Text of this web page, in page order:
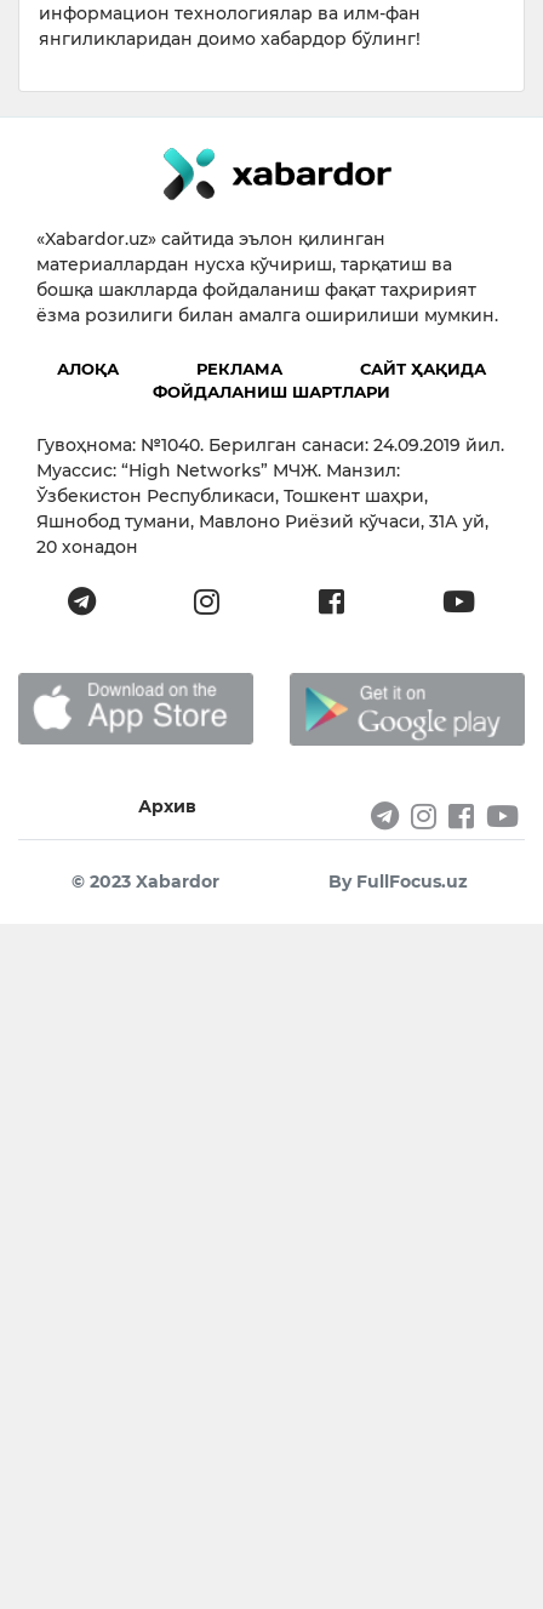
информацион технологиялар ва илм-фан
янгиликларидан доимо хабардор бўлинг!
«Xabardor.uz» сайтида эълон қилинган
материаллардан нусха кўчириш, тарқатиш ва
бошқа шаклларда фойдаланиш фақат таҳририят
ёзма розилиги билан амалга оширилиши мумкин.
АЛОҚА РЕКЛАМА
САЙТ ҲАҚИДА
ФОЙДАЛАНИШ ШАРТЛАРИ
Гувоҳнома: №1040. Берилган санаси: 24.09.2019 йил.
Муассис: “High Networks” МЧЖ. Манзил:
Ўзбекистон Республикаси, Тошкент шаҳри,
Яшнобод тумани, Мавлоно Риёзий кўчаси, 31А уй,
20 хонадон
Архив
© 2023 Xabardor By FullFocus.uz